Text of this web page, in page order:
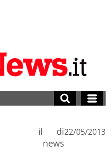
di
news
il 22/05/2013